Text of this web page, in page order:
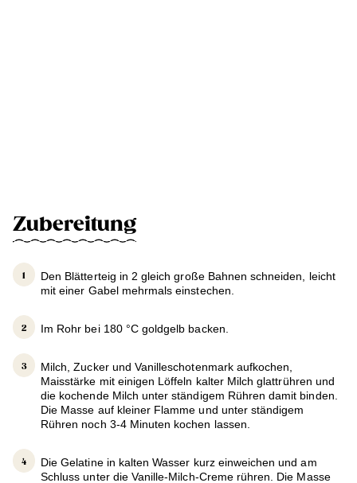
Zubereitung
Den Blätterteig in 2 gleich große Bahnen schneiden, leicht
mit einer Gabel mehrmals einstechen.
Im Rohr bei 180 °C goldgelb backen.
Milch, Zucker und Vanilleschotenmark aufkochen,
Maisstärke mit einigen Löffeln kalter Milch glattrühren und
die kochende Milch unter ständigem Rühren damit binden.
Die Masse auf kleiner Flamme und unter ständigem
Rühren noch 3-4 Minuten kochen lassen.
Die Gelatine in kalten Wasser kurz einweichen und am
Schluss unter die Vanille-Milch-Creme rühren. Die Masse